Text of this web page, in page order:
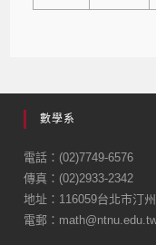
數學系
電話：(02)7749-6576
傳真：(02)2933-2342
地址：116059台北市汀
電郵：